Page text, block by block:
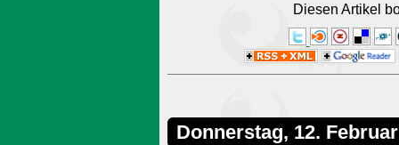
Diesen Artikel
Donnerstag, 12.